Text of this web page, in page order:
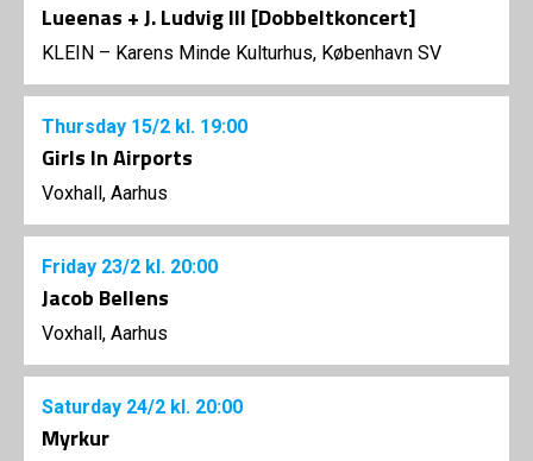
Lueenas + J. Ludvig III [Dobbeltkoncert]
KLEIN – Karens Minde Kulturhus, København SV
Thursday 15/2 kl. 19:00
Girls In Airports
Voxhall, Aarhus
Friday 23/2 kl. 20:00
Jacob Bellens
Voxhall, Aarhus
Saturday 24/2 kl. 20:00
Myrkur